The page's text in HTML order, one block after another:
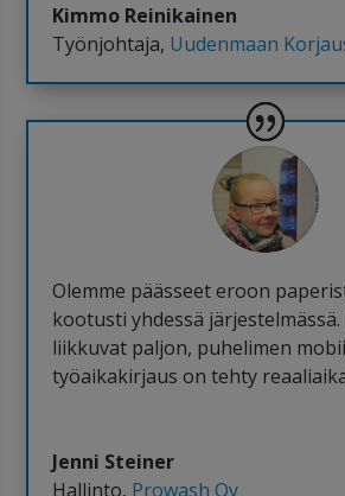
Kimmo Reinikainen
Työnjohtaja, Uudenmaan
Olemme päässeet eroon
kootusti yhdessä
liikkuvat paljon, puhelimen
työaikakirjaus on tehty
Jenni Steiner
Hallinto, Prowash Oy